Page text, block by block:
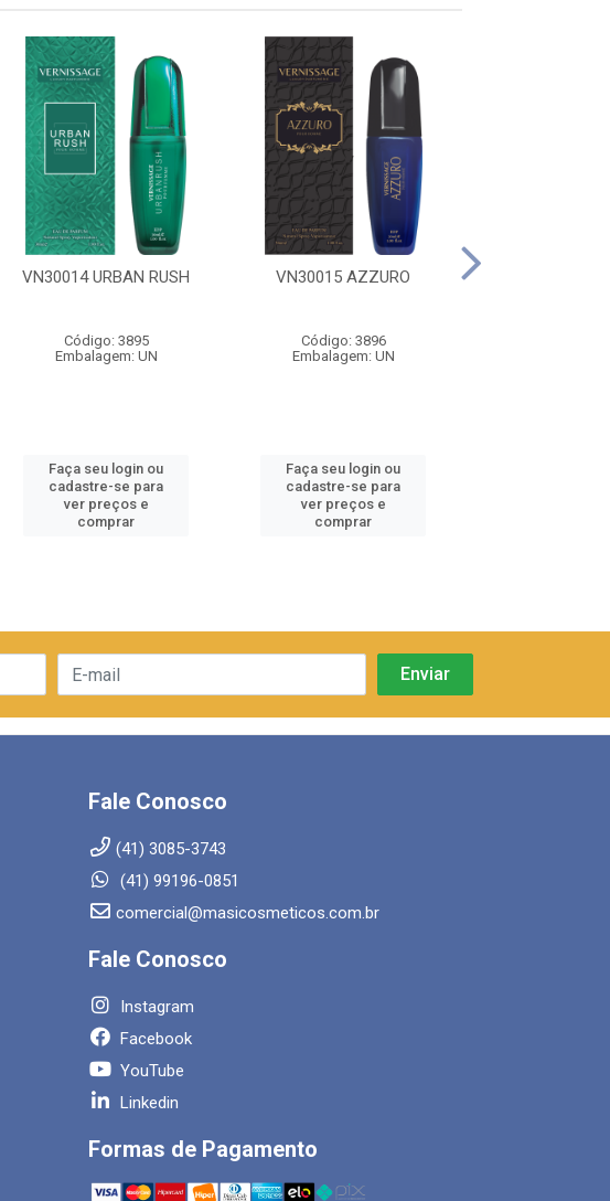
VN30014 URBAN RUSH
Código: 3895
Embalagem: UN
Faça seu login ou
cadastre-se para
ver preços e
comprar
VN30015 AZZURO
Código: 3896
Embalagem: UN
Faça seu login ou
cadastre-se para
ver preços e
comprar
Fale Conosco
(41) 3085-3743
(41) 99196-0851
comercial@masicosmeticos.com.br
Fale Conosco
Instagram
Facebook
YouTube
Linkedin
Formas de Pagamento